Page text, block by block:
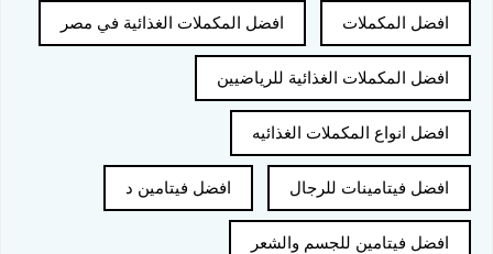
افضل المكملات افضل المكملات الغذائية في مصر
افضل المكملات الغذائية للرياضيين
افضل انواع المكملات الغذائيه
افضل فيتامينات للرجال افضل فيتامين د
افضل فيتامين للجسم والشعر